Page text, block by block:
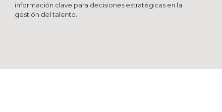
información clave para decisiones estratégicas en la
gestión del talento.